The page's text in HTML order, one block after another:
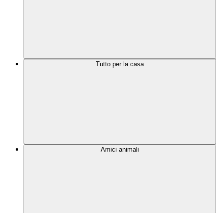
Tutto per la casa
Amici animali